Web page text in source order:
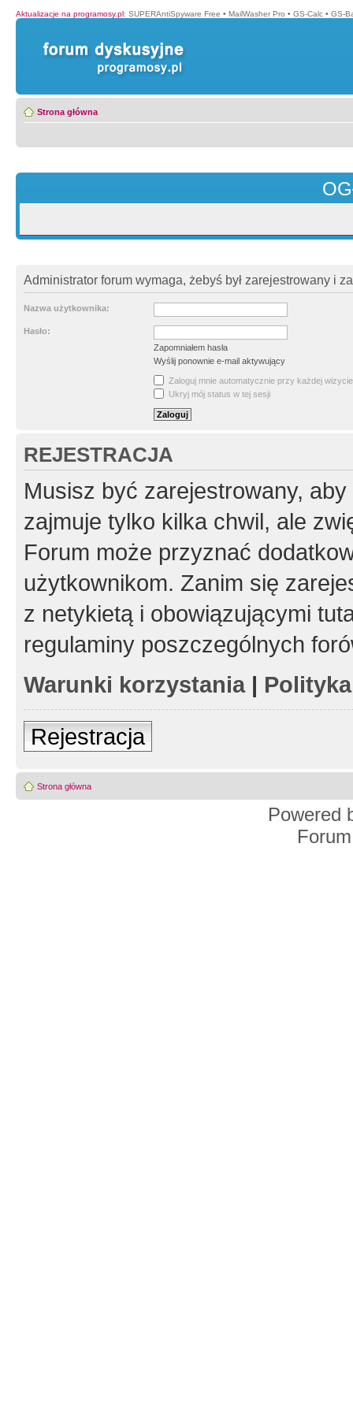
Aktualizacje na programosy.pl: SUPERAntiSpyware Free • MailWasher Pro • GS-Calc • GS-
Strona główna
Administrator forum wymaga, żebyś był zarejestrowany i
Nazwa użytkownika:
Hasło:
Zapomniałem hasła
Wyślij ponownie e-mail aktywujący
Zaloguj mnie automatycznie przy każdej wizycie
Ukryj mój status w tej sesji
REJESTRACJA
Musisz być zarejestrowany,
zajmuje tylko kilka chwil, ale
Forum może przyznać
użytkownikom. Zanim się
z netykietą i obowiązującymi
regulaminy poszczególnych
Warunki korzystania|
Rejestracja
Strona główna
Powered